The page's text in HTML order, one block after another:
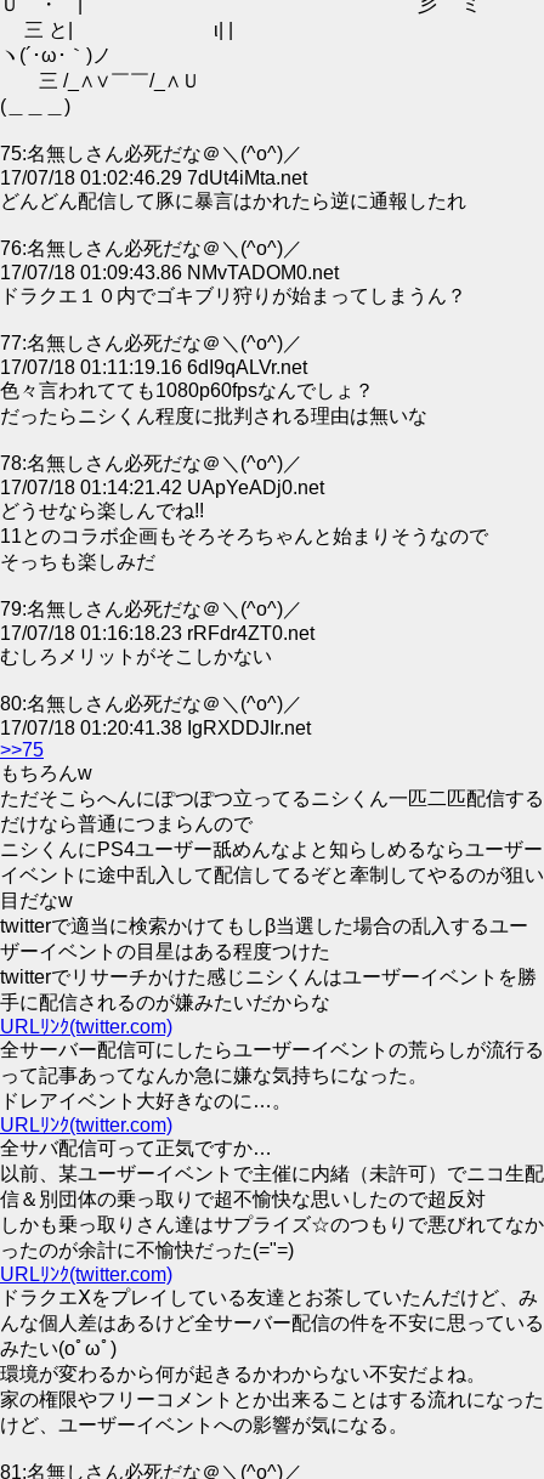
Ｕ ・ | 彡⌒ ミ
三 と| ι| |
ヽ(´･ω･｀)ノ
三 /_∧∨￣￣/_∧Ｕ
(＿＿＿)
75:名無しさん必死だな＠＼(^o^)／
17/07/18 01:02:46.29 7dUt4iMta.net
どんどん配信して豚に暴言はかれたら逆に通報したれ
76:名無しさん必死だな＠＼(^o^)／
17/07/18 01:09:43.86 NMvTADOM0.net
ドラクエ１０内でゴキブリ狩りが始まってしまうん？
77:名無しさん必死だな＠＼(^o^)／
17/07/18 01:11:19.16 6dI9qALVr.net
色々言われてても1080p60fpsなんでしょ？
だったらニシくん程度に批判される理由は無いな
78:名無しさん必死だな＠＼(^o^)／
17/07/18 01:14:21.42 UApYeADj0.net
どうせなら楽しんでね!!
11とのコラボ企画もそろそろちゃんと始まりそうなので
そっちも楽しみだ
79:名無しさん必死だな＠＼(^o^)／
17/07/18 01:16:18.23 rRFdr4ZT0.net
むしろメリットがそこしかない
80:名無しさん必死だな＠＼(^o^)／
17/07/18 01:20:41.38 IgRXDDJIr.net
>>75
もちろんw
ただそこらへんにぽつぽつ立ってるニシくん一匹二匹配信する
だけなら普通につまらんので
ニシくんにPS4ユーザー舐めんなよと知らしめるならユーザー
イベントに途中乱入して配信してるぞと牽制してやるのが狙い
目だなw
twitterで適当に検索かけてもしβ当選した場合の乱入するユー
ザーイベントの目星はある程度つけた
twitterでリサーチかけた感じニシくんはユーザーイベントを勝
手に配信されるのが嫌みたいだからな
URLﾘﾝｸ(twitter.com)
全サーバー配信可にしたらユーザーイベントの荒らしが流行る
って記事あってなんか急に嫌な気持ちになった。
ドレアイベント大好きなのに…。
URLﾘﾝｸ(twitter.com)
全サバ配信可って正気ですか…
以前、某ユーザーイベントで主催に内緒（未許可）でニコ生配
信＆別団体の乗っ取りで超不愉快な思いしたので超反対
しかも乗っ取りさん達はサプライズ☆のつもりで悪びれてなか
ったのが余計に不愉快だった(="=)
URLﾘﾝｸ(twitter.com)
ドラクエⅩをプレイしている友達とお茶していたんだけど、み
んな個人差はあるけど全サーバー配信の件を不安に思っている
みたい(oﾟωﾟ)
環境が変わるから何が起きるかわからない不安だよね。
家の権限やフリーコメントとか出来ることはする流れになった
けど、ユーザーイベントへの影響が気になる。
81:名無しさん必死だな＠＼(^o^)／